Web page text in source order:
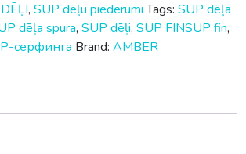
, SUP dēļu piederumi Tags: SUP dēļa
dēļa spura, SUP dēļi, SUP FINSUP fin,
серфинга Brand: AMBER